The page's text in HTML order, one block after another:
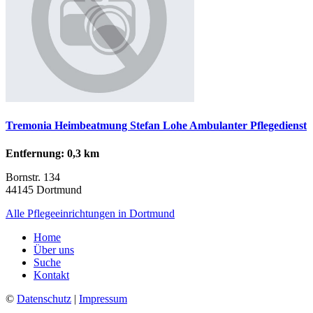
Tremonia Heimbeatmung Stefan Lohe Ambulanter Pflegedienst
Entfernung: 0,3 km
Bornstr. 134
44145 Dortmund
Alle Pflegeeinrichtungen in Dortmund
Home
Über uns
Suche
Kontakt
© Datenschutz | Impressum